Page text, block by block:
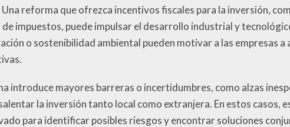
Una reforma que ofrezca incentivos fiscales para la inversión,
impuestos, puede impulsar el desarrollo industrial y
o sostenibilidad ambiental pueden motivar a las empresas
introduce mayores barreras o incertidumbres, como alzas
la inversión tanto local como extranjera. En estos casos,
para identificar posibles riesgos y encontrar soluciones